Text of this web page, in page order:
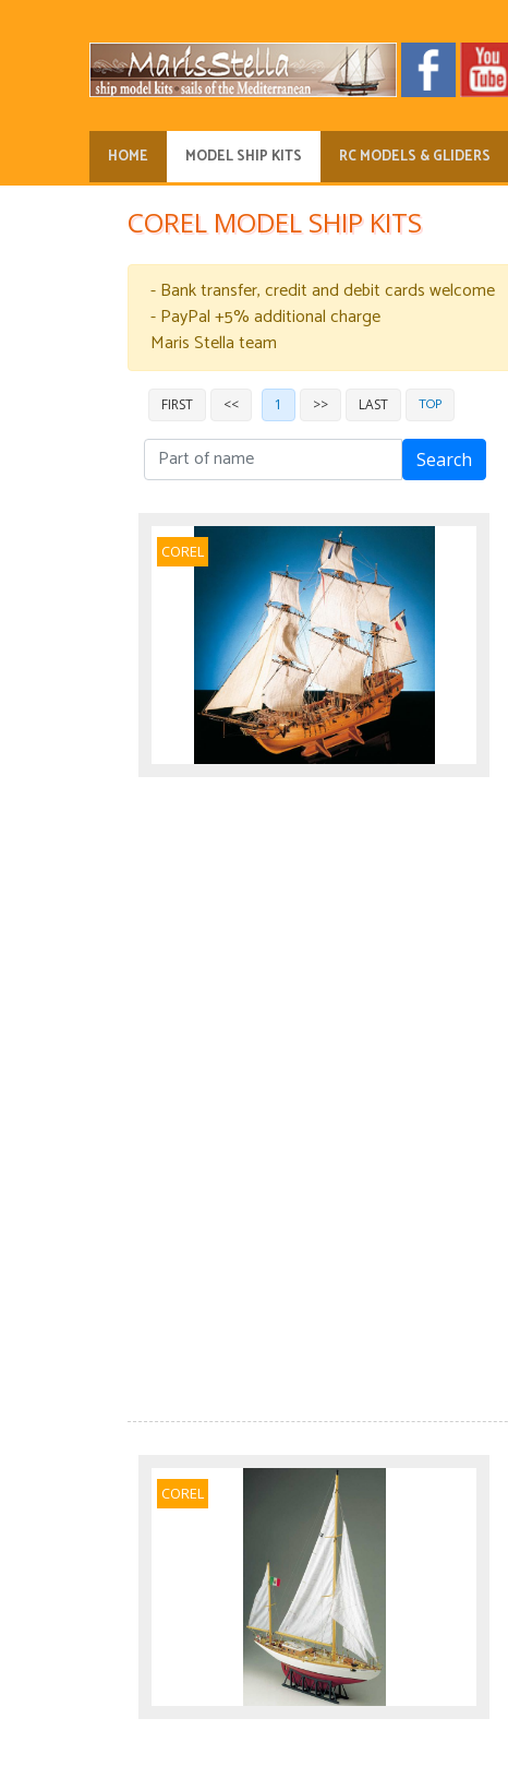
HOME MODEL SHIP KITS RC MODELS & GLIDERS
COREL MODEL SHIP KITS
- Bank transfer, credit and debit cards welcome
- PayPal +5% additional charge
Maris Stella team
FIRST << 1 >> LAST TOP
Search
COREL
COREL